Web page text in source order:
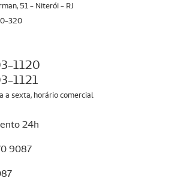
51 - Niterói - RJ
320
1120
1121
a sexta, horário comercial
24h
9087